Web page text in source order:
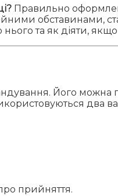
Правильно
обставинами,
нього та як діяти,
Його можна
два
прийняття.